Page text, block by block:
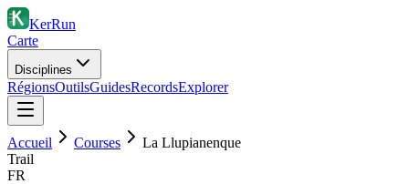
KerRun
Carte
Disciplines
RégionsOutilsGuidesRecordsExplorer
Accueil Courses
La Llupianenque
Trail
FR